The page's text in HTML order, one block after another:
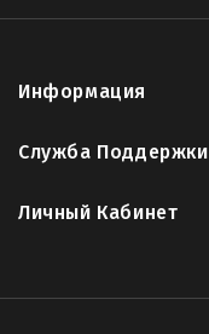
Информация
Служба Поддержки
Личный Кабинет